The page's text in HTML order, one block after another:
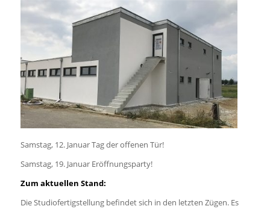
Samstag, 12. Januar Tag der offenen Tür!
Samstag, 19. Januar Eröffnungsparty!
Zum aktuellen Stand:
Die Studiofertigstellung befindet sich in den letzten Zügen. Es